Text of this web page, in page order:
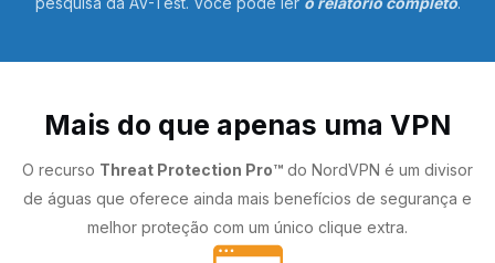
Mais do que apenas uma VPN
O recurso Threat Protection Pro™ do NordVPN é um divisor
de águas que oferece ainda mais benefícios de segurança e
melhor proteção com um único clique extra.